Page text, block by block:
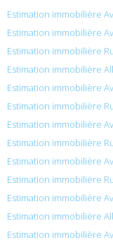
Estimation immobilière
Estimation immobilière
Estimation immobilière
Estimation immobilière
Estimation immobilière
Estimation immobilière
Estimation immobilière
Estimation immobilière
Estimation immobilière
Estimation immobilière
Estimation immobilière
Estimation immobilière
Estimation immobilière